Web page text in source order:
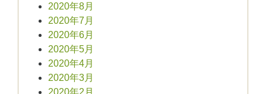
2020年8月
2020年7月
2020年6月
2020年5月
2020年4月
2020年3月
2020年2月